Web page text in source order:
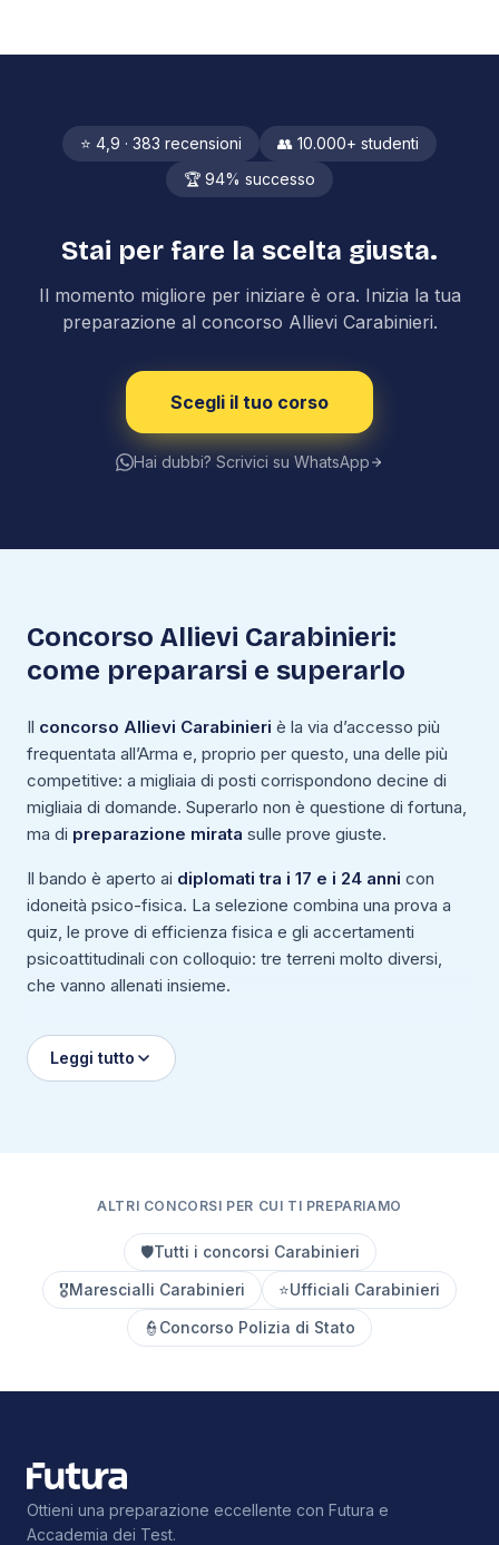
⭐ 4,9 · 383 recensioni
👥 10.000+ studenti
🏆 94% successo
Stai per fare la scelta giusta.
Il momento migliore per iniziare è ora. Inizia la tua
preparazione al concorso Allievi Carabinieri.
Scegli il tuo corso
Hai dubbi? Scrivici su WhatsApp
Concorso Allievi Carabinieri:
come prepararsi e superarlo
Il concorso Allievi Carabinieri è la via d’accesso più
frequentata all’Arma e, proprio per questo, una delle più
competitive: a migliaia di posti corrispondono decine di
migliaia di domande. Superarlo non è questione di fortuna,
ma di preparazione mirata sulle prove giuste.
Il bando è aperto ai diplomati tra i 17 e i 24 anni con
idoneità psico-fisica. La selezione combina una prova a
quiz, le prove di efficienza fisica e gli accertamenti
psicoattitudinali con colloquio: tre terreni molto diversi,
che vanno allenati insieme.
Leggi tutto
ALTRI CONCORSI PER CUI TI PREPARIAMO
🛡️Tutti i concorsi Carabinieri
🎖️Marescialli Carabinieri ⭐Ufficiali Carabinieri
👮Concorso Polizia di Stato
Ottieni una preparazione eccellente con Futura e
Accademia dei Test.